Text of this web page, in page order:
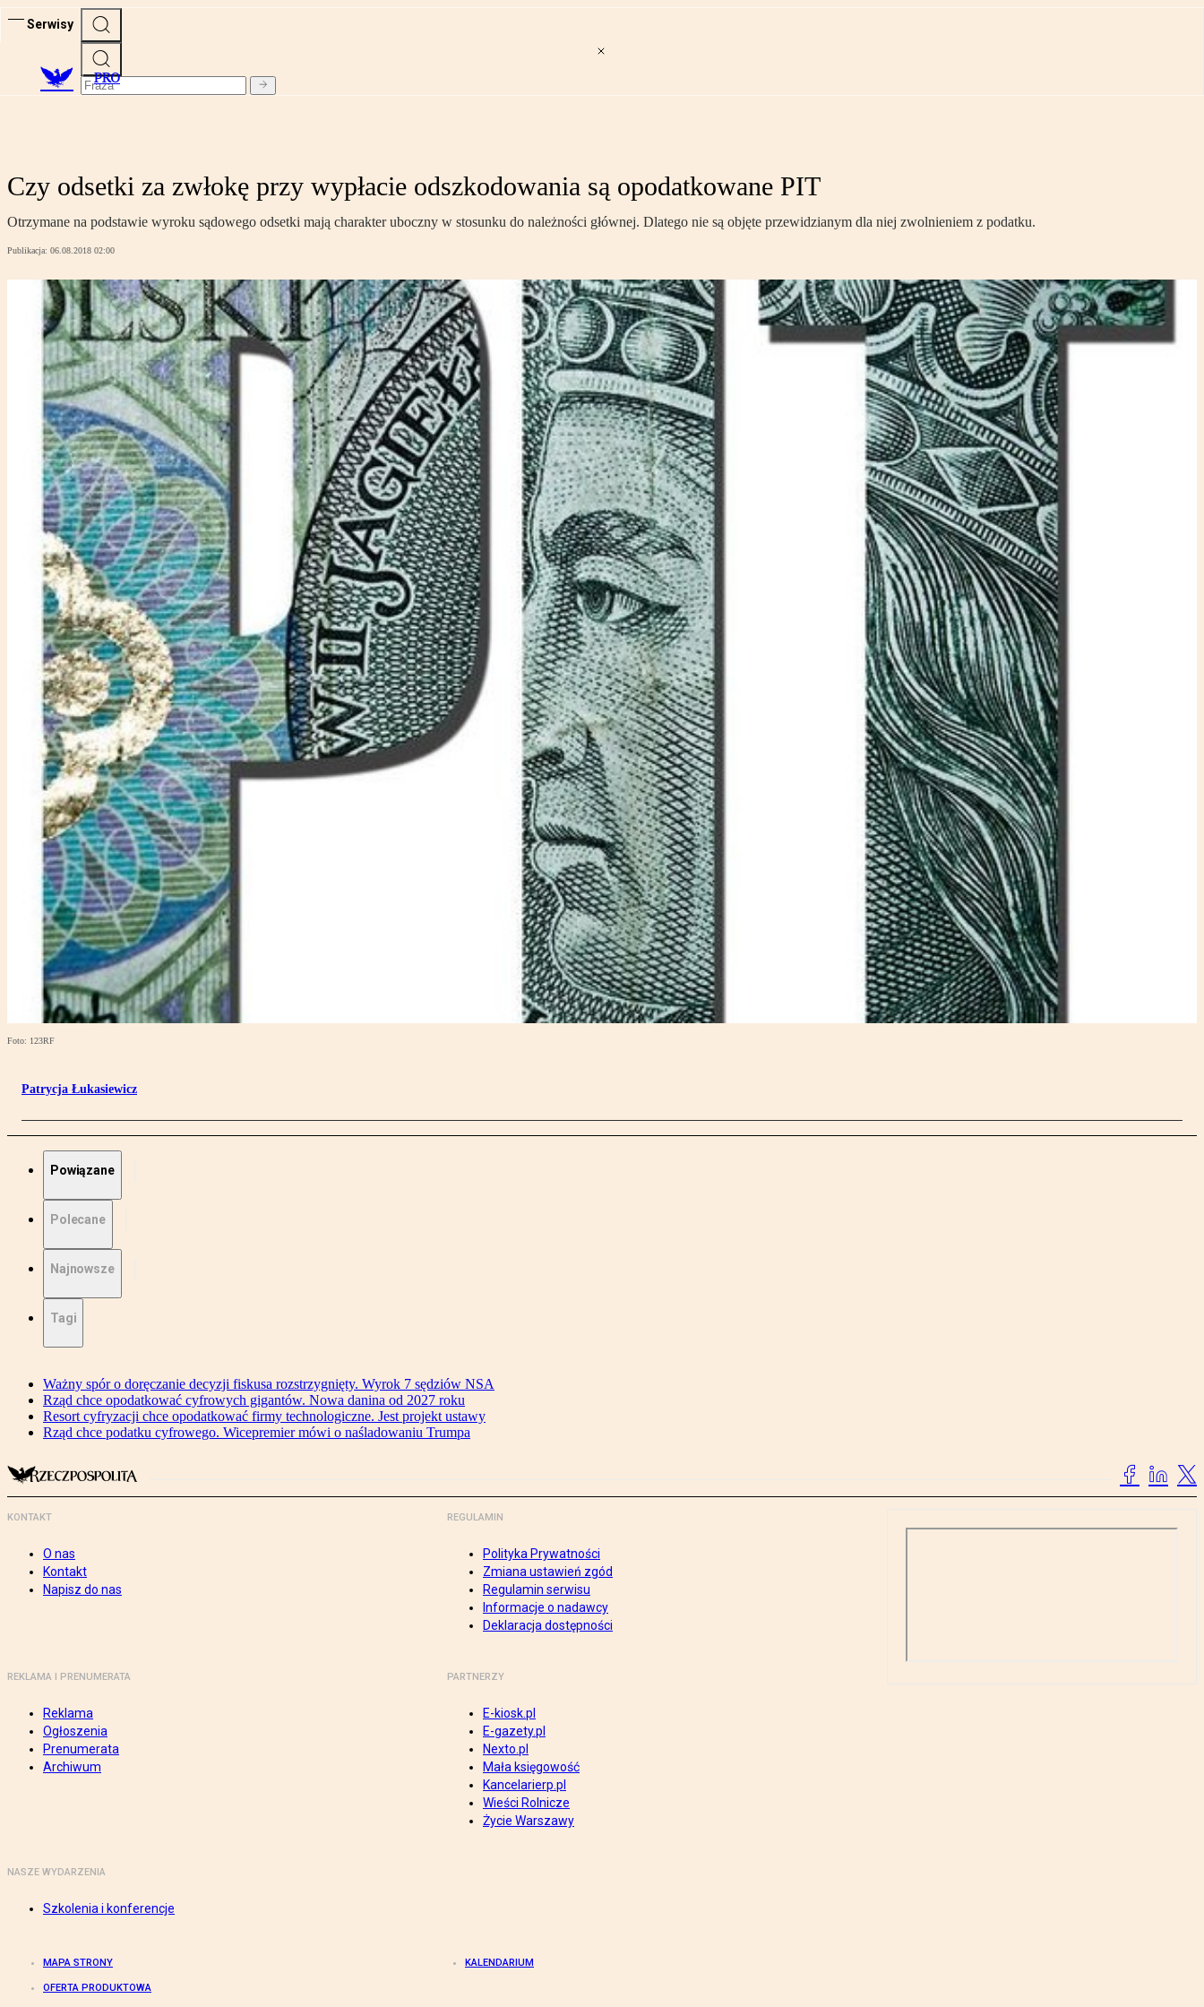
Serwisy
PRO
Czy odsetki za zwłokę przy wypłacie odszkodowania są opodatkowane PIT
Otrzymane na podstawie wyroku sądowego odsetki mają charakter uboczny w stosunku do należności głównej. Dlatego nie są objęte przewidzianym dla niej zwolnieniem z podatku.
Publikacja: 06.08.2018 02:00
Foto: 123RF
Patrycja Łukasiewicz
Powiązane
Polecane
Najnowsze
Tagi
Ważny spór o doręczanie decyzji fiskusa rozstrzygnięty. Wyrok 7 sędziów NSA
Rząd chce opodatkować cyfrowych gigantów. Nowa danina od 2027 roku
Resort cyfryzacji chce opodatkować firmy technologiczne. Jest projekt ustawy
Rząd chce podatku cyfrowego. Wicepremier mówi o naśladowaniu Trumpa
KONTAKT
O nas
Kontakt
Napisz do nas
REGULAMIN
Polityka Prywatności
Zmiana ustawień zgód
Regulamin serwisu
Informacje o nadawcy
Deklaracja dostępności
REKLAMA I PRENUMERATA
Reklama
Ogłoszenia
Prenumerata
Archiwum
PARTNERZY
E-kiosk.pl
E-gazety.pl
Nexto.pl
Mała księgowość
Kancelarierp.pl
Wieści Rolnicze
Życie Warszawy
NASZE WYDARZENIA
Szkolenia i konferencje
MAPA STRONY KALENDARIUM
OFERTA PRODUKTOWA